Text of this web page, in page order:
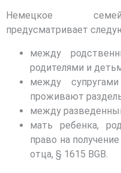
Немецкое
предусматривает
между
родителями и
между
проживают
между
мать ребенка,
право на
отца, § 1615 BGB.